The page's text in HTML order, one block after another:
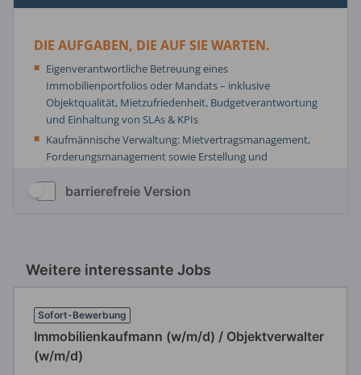
barrierefreie Version
Weitere interessante Jobs
Sofort-Bewerbung
Immobilienkaufmann (w/m/d) / Objektverwalter
(w/m/d)